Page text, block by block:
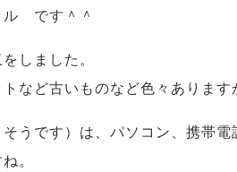
です＾＾
しました。
など古いものなど色々あります
うです）は、パソコン、携帯
。